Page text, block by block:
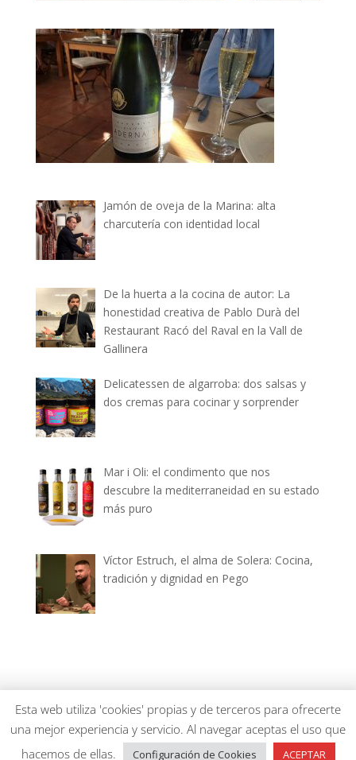
Jamón de oveja de la Marina: alta
charcutería con identidad local
De la huerta a la cocina de autor: La
honestidad creativa de Pablo Durà del
Restaurant Racó del Raval en la Vall de
Gallinera
Delicatessen de algarroba: dos salsas y
dos cremas para cocinar y sorprender
Mar i Oli: el condimento que nos
descubre la mediterraneidad en su estado
más puro
Víctor Estruch, el alma de Solera: Cocina,
tradición y dignidad en Pego
dianiagastronomica.com © 2026
Esta web utiliza 'cookies' propias y de terceros para ofrecerte
una mejor experiencia y servicio. Al navegar aceptas el uso que
hacemos de ellas.
Configuración de Cookies ACEPTAR